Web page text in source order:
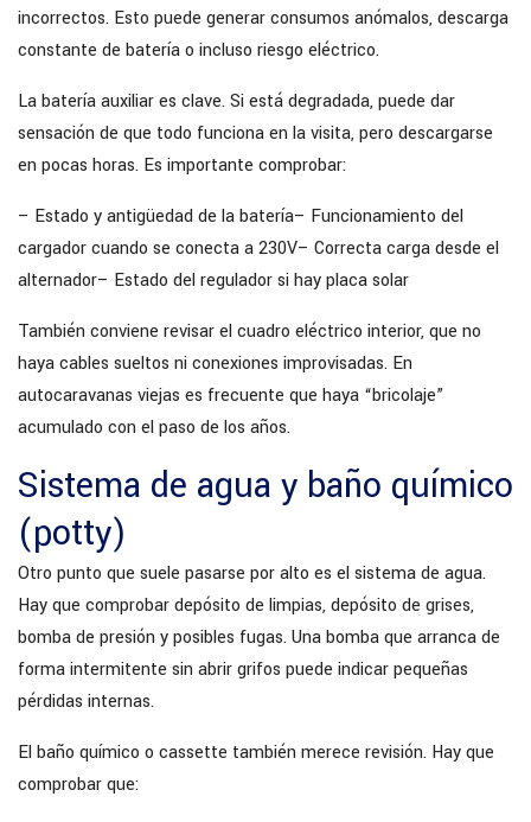
incorrectos. Esto puede generar consumos anómalos, descarga
constante de batería o incluso riesgo eléctrico.
La batería auxiliar es clave. Si está degradada, puede dar
sensación de que todo funciona en la visita, pero descargarse
en pocas horas. Es importante comprobar:
– Estado y antigüedad de la batería– Funcionamiento del
cargador cuando se conecta a 230V– Correcta carga desde el
alternador– Estado del regulador si hay placa solar
También conviene revisar el cuadro eléctrico interior, que no
haya cables sueltos ni conexiones improvisadas. En
autocaravanas viejas es frecuente que haya “bricolaje”
acumulado con el paso de los años.
Sistema de agua y baño químico
(potty)
Otro punto que suele pasarse por alto es el sistema de agua.
Hay que comprobar depósito de limpias, depósito de grises,
bomba de presión y posibles fugas. Una bomba que arranca de
forma intermitente sin abrir grifos puede indicar pequeñas
pérdidas internas.
El baño químico o cassette también merece revisión. Hay que
comprobar que: